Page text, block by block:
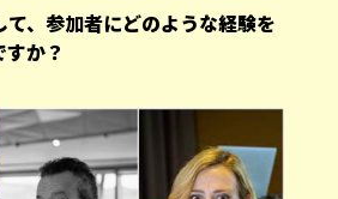
て、参加者にどのような経験を
か？